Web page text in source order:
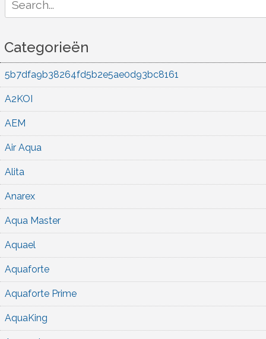
for:
Categorieën
5b7dfa9b38264fd5b2e5ae0d93bc8161
A2KOI
AEM
Air Aqua
Alita
Anarex
Aqua Master
Aquael
Aquaforte
Aquaforte Prime
AquaKing